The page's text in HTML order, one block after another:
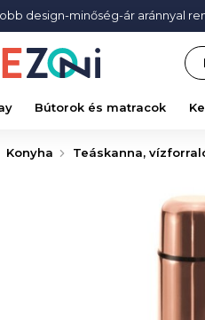
design-minőség-ár aránnyal
Bútorok és matracok
Konyha Teáskanna,